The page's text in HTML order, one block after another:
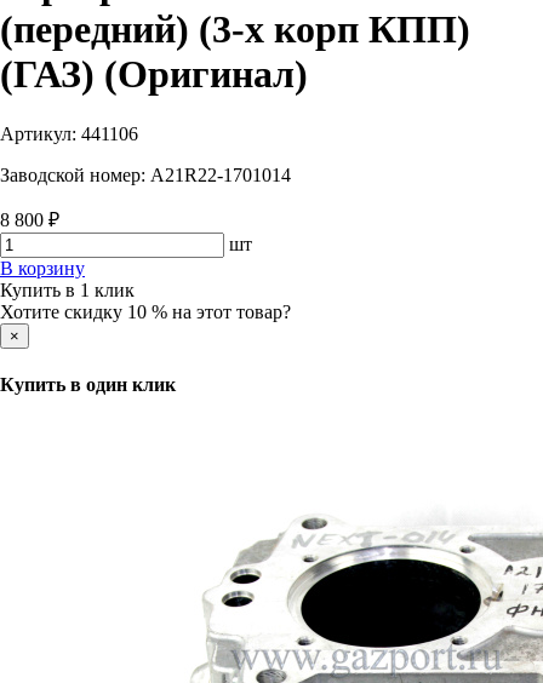
(передний) (3-х корп КПП)
(ГАЗ) (Оригинал)
Артикул: 441106
Заводской номер: A21R22-1701014
8 800 ₽
шт
В корзину
Купить в 1 клик
Хотите скидку 10 % на этот товар?
×
Купить в один клик